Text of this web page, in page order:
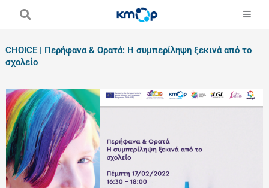
CHOICE | Περήφανα & Ορατά: Η συμπερίληψη ξεκινά από το
σχολείο